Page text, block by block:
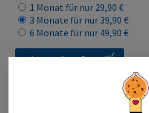
1 Monat für nur 29,90 €
3 Monate für nur 39,90 €
6 Monate für nur 49,90 €
Lizenz kaufen
Geeignet für Ausbildung,